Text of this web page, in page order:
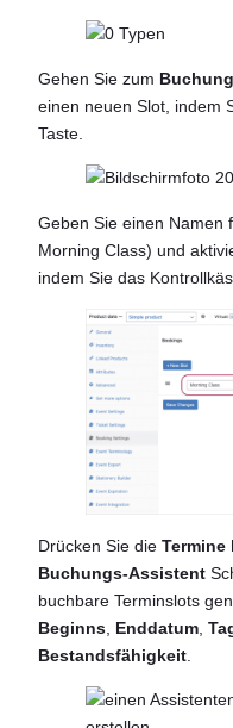
Gehen Sie zum
einen neuen Slot, indem
Taste.
Geben Sie einen Namen
Morning Class) und
indem Sie das
Drücken Sie die Termine
Buchungs-Assistent
buchbare Terminslots
Beginns Enddatum
Bestandsfähigkeit